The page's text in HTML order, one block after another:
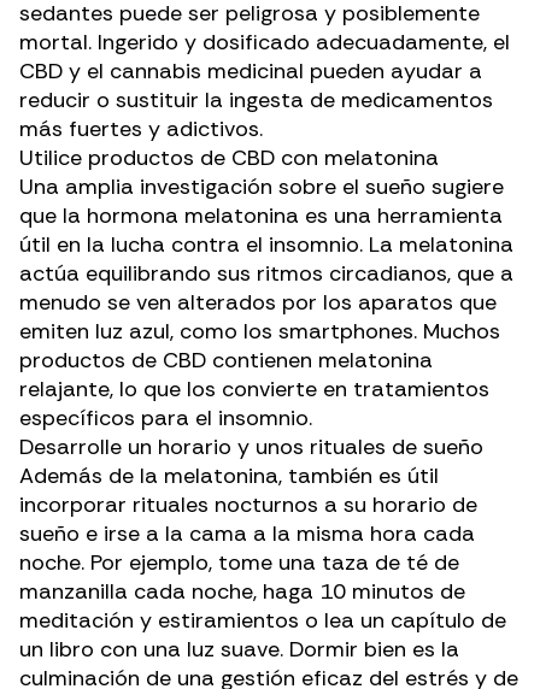
sedantes puede ser peligrosa y posiblemente
mortal. Ingerido y dosificado adecuadamente, el
CBD y el cannabis medicinal pueden ayudar a
reducir o sustituir la ingesta de medicamentos
más fuertes y adictivos.
Utilice productos de CBD con melatonina
Una amplia investigación sobre el sueño sugiere
que la hormona melatonina es una herramienta
útil en la lucha contra el insomnio. La melatonina
actúa equilibrando sus ritmos circadianos, que a
menudo se ven alterados por los aparatos que
emiten luz azul, como los smartphones. Muchos
productos de CBD contienen melatonina
relajante, lo que los convierte en tratamientos
específicos para el insomnio.
Desarrolle un horario y unos rituales de sueño
Además de la melatonina, también es útil
incorporar rituales nocturnos a su horario de
sueño e irse a la cama a la misma hora cada
noche. Por ejemplo, tome una taza de té de
manzanilla cada noche, haga 10 minutos de
meditación y estiramientos o lea un capítulo de
un libro con una luz suave. Dormir bien es la
culminación de una gestión eficaz del estrés y de